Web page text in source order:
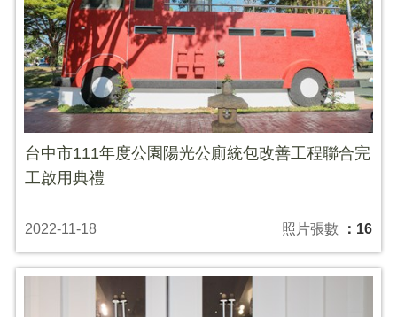
台中市111年度公園陽光公廁統包改善工程聯合完
工啟用典禮
2022-11-18 照片張數 ：16